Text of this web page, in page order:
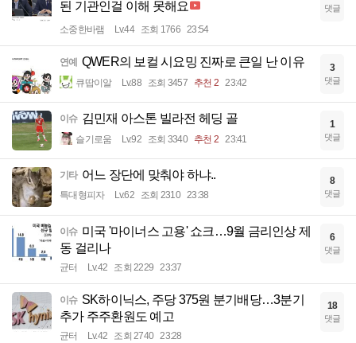
된 기관인걸 이해 못해요
소중한바램 Lv.44 조회 1766 23:54
댓글
연예 QWER의 보컬 시요밍 진짜로 큰일 난 이유
큐땁이알 Lv.88 조회 3457 추천 2 23:42
3
댓글
이슈 김민재 아스톤 빌라전 헤딩 골
슬기로움 Lv.92 조회 3340 추천 2 23:41
1
댓글
기타 어느 장단에 맞춰야 하냐..
특대형피자 Lv.62 조회 2310 23:38
8
댓글
이슈 미국 '마이너스 고용' 쇼크…9월 금리인상 제
동 걸리나
균터 Lv.42 조회 2229 23:37
6
댓글
이슈 SK하이닉스, 주당 375원 분기배당…3분기
추가 주주환원도 예고
균터 Lv.42 조회 2740 23:28
18
댓글